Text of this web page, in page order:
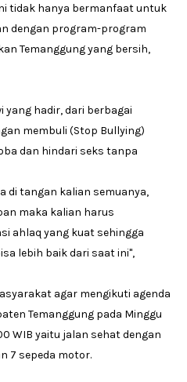
tidak hanya bermanfaat untuk
dengan program-program
Temanggung yang bersih,
yang hadir, dari berbagai
membuli (Stop Bullying)
dan hindari seks tanpa
di tangan kalian semuanya,
maka kalian harus
ahlaq yang kuat sehingga
lebih baik dari saat ini",
agar mengikuti agenda
Temanggung pada Minggu
WIB yaitu jalan sehat dengan
7 sepeda motor.